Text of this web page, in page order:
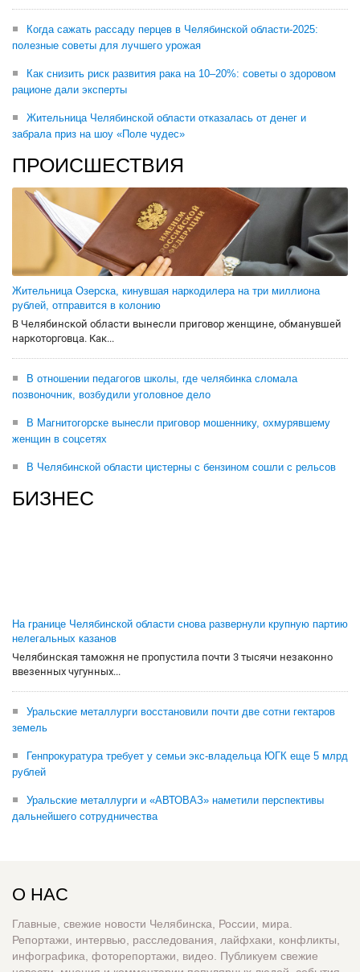
Когда сажать рассаду перцев в Челябинской области-2025:
полезные советы для лучшего урожая
Как снизить риск развития рака на 10–20%: советы о здоровом
рационе дали эксперты
Жительница Челябинской области отказалась от денег и
забрала приз на шоу «Поле чудес»
ПРОИСШЕСТВИЯ
Жительница Озерска, кинувшая наркодилера на три миллиона
рублей, отправится в колонию
В Челябинской области вынесли приговор женщине, обманувшей
наркоторговца. Как...
В отношении педагогов школы, где челябинка сломала
позвоночник, возбудили уголовное дело
В Магнитогорске вынесли приговор мошеннику, охмурявшему
женщин в соцсетях
В Челябинской области цистерны с бензином сошли с рельсов
БИЗНЕС
На границе Челябинской области снова развернули крупную партию
нелегальных казанов
Челябинская таможня не пропустила почти 3 тысячи незаконно
ввезенных чугунных...
Уральские металлурги восстановили почти две сотни гектаров
земель
Генпрокуратура требует у семьи экс-владельца ЮГК еще 5 млрд
рублей
Уральские металлурги и «АВТОВАЗ» наметили перспективы
дальнейшего сотрудничества
О НАС
Главные, свежие новости Челябинска, России, мира.
Репортажи, интервью, расследования, лайфхаки, конфликты,
инфографика, фоторепортажи, видео. Публикуем свежие